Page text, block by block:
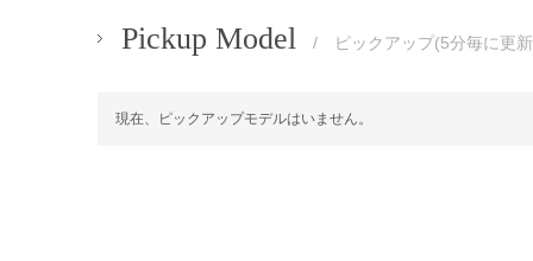
Pickup Model / ピックアップ(5分毎に更
現在、ピックアップモデルはいません。